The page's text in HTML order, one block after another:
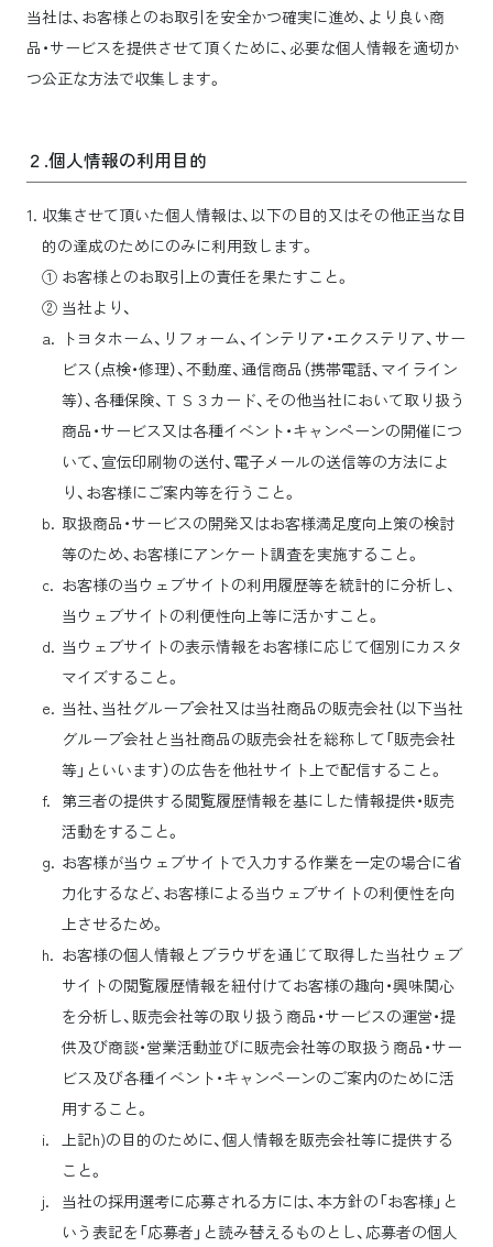
当社は、お客様とのお取引を安全かつ確実に進め、より良い商
品・サービスを提供させて頂くために、必要な個人情報を適切か
つ公正な方法で収集します。
２.個人情報の利用目的
収集させて頂いた個人情報は、以下の目的又はその他正当な目
的の達成のためにのみに利用致します。
① お客様とのお取引上の責任を果たすこと。
② 当社より、
トヨタホーム、リフォーム、インテリア・エクステリア、サー
ビス（点検・修理）、不動産、通信商品（携帯電話、マイライン
等）、各種保険、ＴＳ３カード、その他当社において取り扱う
商品・サービス又は各種イベント・キャンペーンの開催につ
いて、宣伝印刷物の送付、電子メールの送信等の方法によ
り、お客様にご案内等を行うこと。
取扱商品・サービスの開発又はお客様満足度向上策の検討
等のため、お客様にアンケート調査を実施すること。
お客様の当ウェブサイトの利用履歴等を統計的に分析し、
当ウェブサイトの利便性向上等に活かすこと。
当ウェブサイトの表示情報をお客様に応じて個別にカスタ
マイズすること。
当社、当社グループ会社又は当社商品の販売会社（以下当社
グループ会社と当社商品の販売会社を総称して「販売会社
等」といいます）の広告を他社サイト上で配信すること。
第三者の提供する閲覧履歴情報を基にした情報提供・販売
活動をすること。
お客様が当ウェブサイトで入力する作業を一定の場合に省
力化するなど、お客様による当ウェブサイトの利便性を向
上させるため。
お客様の個人情報とブラウザを通じて取得した当社ウェブ
サイトの閲覧履歴情報を紐付けてお客様の趣向・興味関心
を分析し、販売会社等の取り扱う商品・サービスの運営・提
供及び商談・営業活動並びに販売会社等の取扱う商品・サー
ビス及び各種イベント・キャンペーンのご案内のために活
用すること。
上記h)の目的のために、個人情報を販売会社等に提供する
こと。
当社の採用選考に応募される方には、本方針の「お客様」と
いう表記を「応募者」と読み替えるものとし、応募者の個人